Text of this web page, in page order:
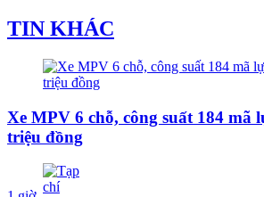
TIN KHÁC
Xe MPV 6 chỗ, công suất 184 mã
triệu đồng